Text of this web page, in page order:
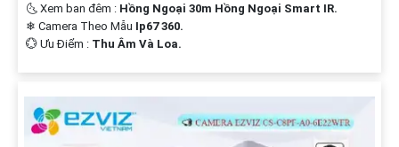
🌜 Xem ban đêm : Hồng Ngoại 30m Hồng Ngoại Smart IR.
❄ Camera Theo Mẫu Ip67 360.
️💮 Ưu Điểm : Thu Âm Và Loa.